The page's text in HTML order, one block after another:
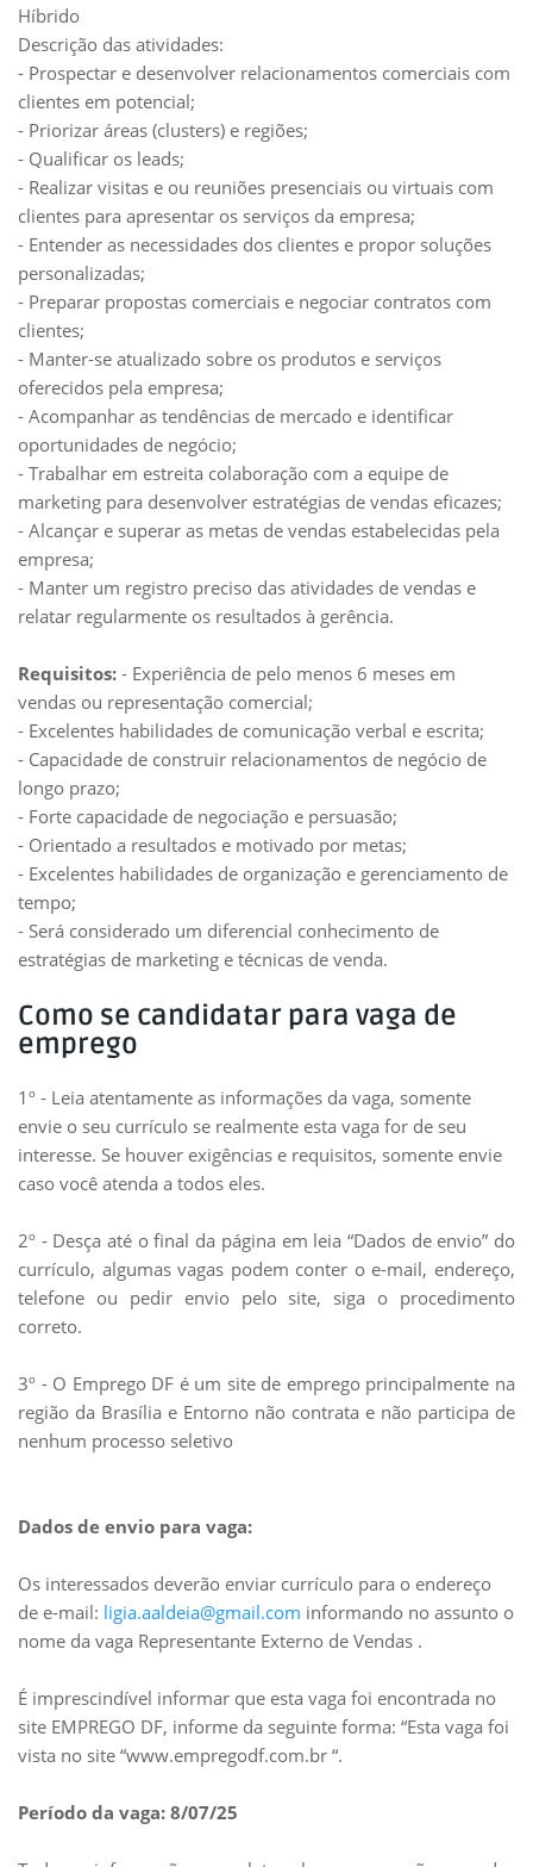
Híbrido
Descrição das atividades:
- Prospectar e desenvolver relacionamentos comerciais com
clientes em potencial;
- Priorizar áreas (clusters) e regiões;
- Qualificar os leads;
- Realizar visitas e ou reuniões presenciais ou virtuais com
clientes para apresentar os serviços da empresa;
- Entender as necessidades dos clientes e propor soluções
personalizadas;
- Preparar propostas comerciais e negociar contratos com
clientes;
- Manter-se atualizado sobre os produtos e serviços
oferecidos pela empresa;
- Acompanhar as tendências de mercado e identificar
oportunidades de negócio;
- Trabalhar em estreita colaboração com a equipe de
marketing para desenvolver estratégias de vendas eficazes;
- Alcançar e superar as metas de vendas estabelecidas pela
empresa;
- Manter um registro preciso das atividades de vendas e
relatar regularmente os resultados à gerência.
Requisitos: - Experiência de pelo menos 6 meses em
vendas ou representação comercial;
- Excelentes habilidades de comunicação verbal e escrita;
- Capacidade de construir relacionamentos de negócio de
longo prazo;
- Forte capacidade de negociação e persuasão;
- Orientado a resultados e motivado por metas;
- Excelentes habilidades de organização e gerenciamento de
tempo;
- Será considerado um diferencial conhecimento de
estratégias de marketing e técnicas de venda.
Como se candidatar para vaga de
emprego
1º - Leia atentamente as informações da vaga, somente
envie o seu currículo se realmente esta vaga for de seu
interesse. Se houver exigências e requisitos, somente envie
caso você atenda a todos eles.
2º - Desça até o final da página em leia “Dados de envio” do
currículo, algumas vagas podem conter o e-mail, endereço,
telefone ou pedir envio pelo site, siga o procedimento
correto.
3º - O Emprego DF é um site de emprego principalmente na
região da Brasília e Entorno não contrata e não participa de
nenhum processo seletivo
Dados de envio para vaga:
Os interessados deverão enviar currículo para o endereço
de e-mail: ligia.aaldeia@gmail.com informando no assunto o
nome da vaga Representante Externo de Vendas .
É imprescindível informar que esta vaga foi encontrada no
site EMPREGO DF, informe da seguinte forma: “Esta vaga foi
vista no site “www.empregodf.com.br “.
Período da vaga: 8/07/25